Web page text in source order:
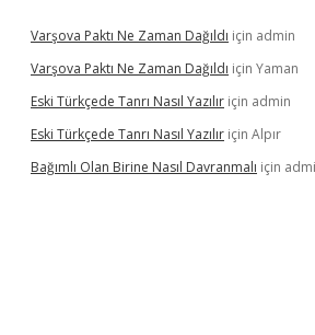
Varşova Paktı Ne Zaman Dağıldı için admin
Varşova Paktı Ne Zaman Dağıldı için Yaman
Eski Türkçede Tanrı Nasıl Yazılır için admin
Eski Türkçede Tanrı Nasıl Yazılır için Alpır
Bağımlı Olan Birine Nasıl Davranmalı için